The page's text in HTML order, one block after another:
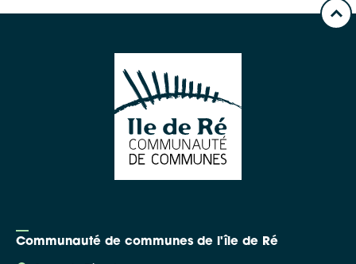
Communauté de communes de l'île de Ré